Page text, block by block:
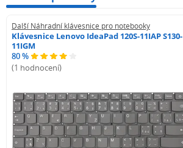
Další Náhradní klávesnice pro notebooky
Klávesnice Lenovo IdeaPad 120S-11IAP S130-
11IGM
80 %
(1 hodnocení)